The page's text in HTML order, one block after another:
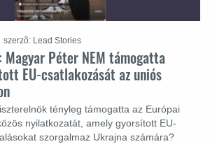
Magyar Péter NEM támogatta
EU-csatlakozását az uniós
tényleg támogatta az Európai
nyilatkozatát, amely gyorsított EU-
szorgalmaz Ukrajna számára?
szerzõ: Lead Stories